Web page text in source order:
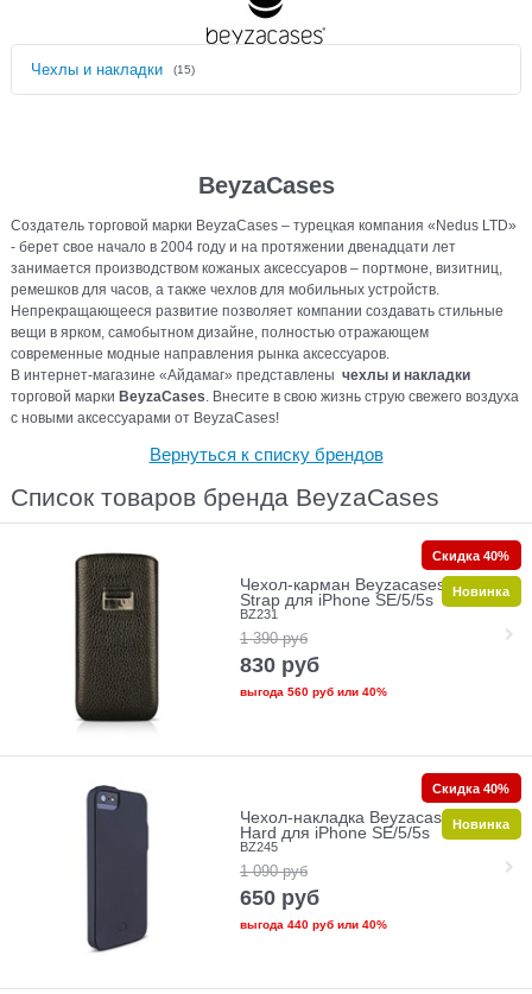
Чехлы и накладки (15)
BeyzaCases
Создатель торговой марки BeyzaCases – турецкая компания «Nedus LTD»
- берет свое начало в 2004 году и на протяжении двенадцати лет
занимается производством кожаных аксессуаров – портмоне, визитниц,
ремешков для часов, а также чехлов для мобильных устройств.
Непрекращающееся развитие позволяет компании создавать стильные
вещи в ярком, самобытном дизайне, полностью отражающем
современные модные направления рынка аксессуаров.
В интернет-магазине «Айдамаг» представленычехлы и накладки
торговой марки BeyzaCases. Внесите в свою жизнь струю свежего воздуха
с новыми аксессуарами от BeyzaCases!
Вернуться к списку брендов
Список товаров бренда BeyzaCases
Чехол-карман Beyzacases Retro
Strap для iPhone SE/5/5s
BZ231
1 390 руб
830 руб
выгода 560 рубили 40%
Скидка 40%
Новинка
Чехол-накладка Beyzacases Snap
Hard для iPhone SE/5/5s
BZ245
1 090 руб
650 руб
выгода 440 рубили 40%
Скидка 40%
Новинка